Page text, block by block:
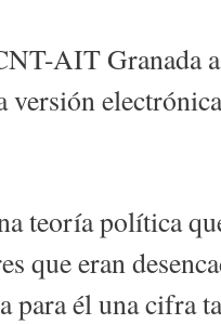
AIT Granada
versión
teoría política
que eran
para él una cifra